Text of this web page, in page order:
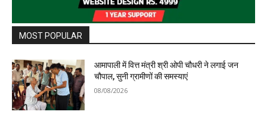
MOST POPULAR
आमापाली में वित्त मंत्री श्री ओपी चौधरी ने लगाई जन
चौपाल, सुनी ग्रामीणों की समस्याएं
08/08/2026